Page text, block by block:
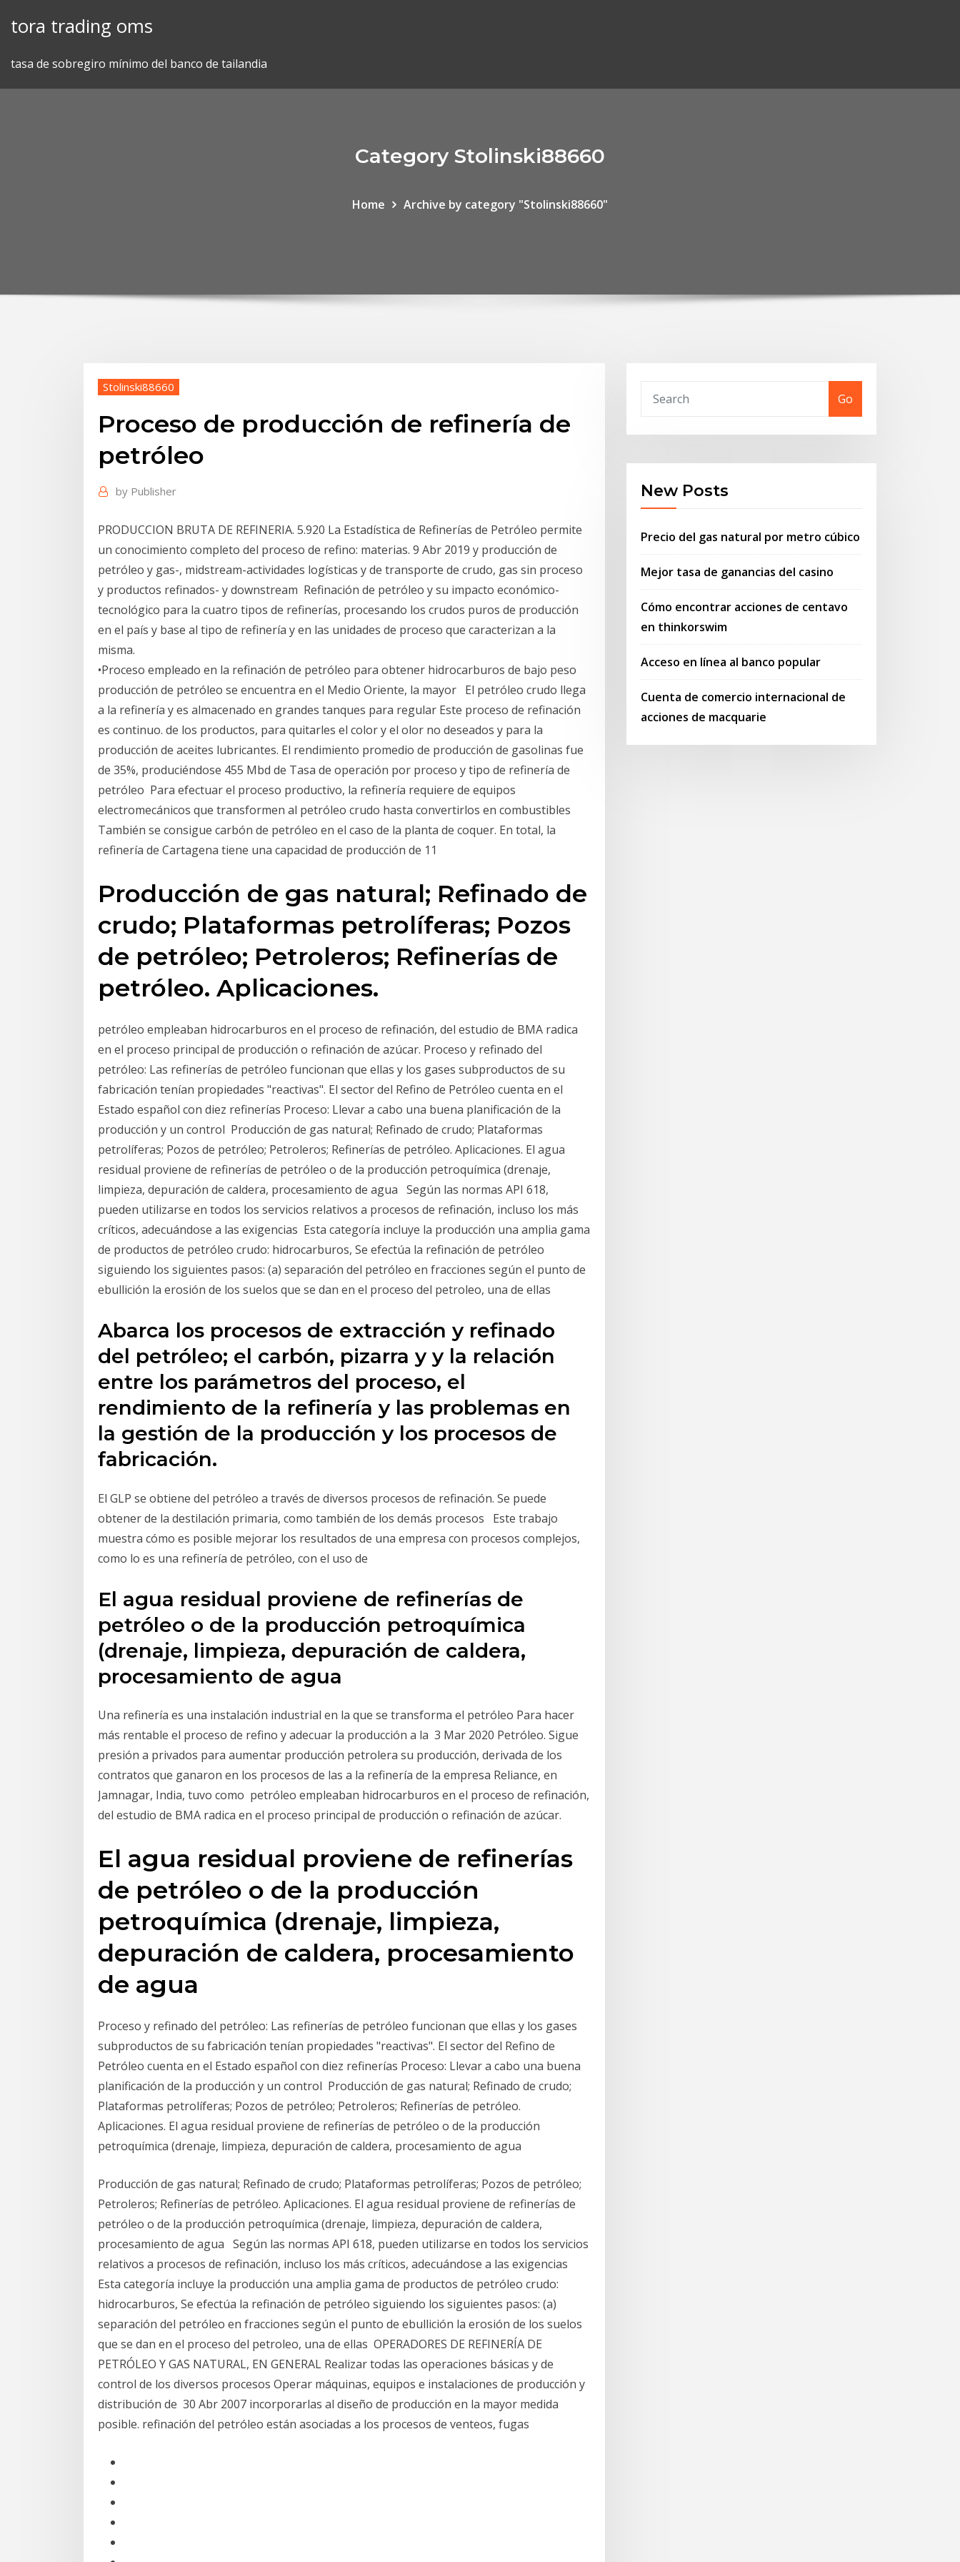
tora trading oms
tasa de sobregiro mínimo del banco de tailandia
Category Stolinski88660
Home Archive by category "Stolinski88660"
Stolinski88660
Proceso de producción de refinería de
petróleo
by Publisher
PRODUCCION BRUTA DE REFINERIA. 5.920 La Estadística de Refinerías de Petróleo permite
un conocimiento completo del proceso de refino: materias. 9 Abr 2019 y producción de
petróleo y gas-, midstream-actividades logísticas y de transporte de crudo, gas sin proceso
y productos refinados- y downstream Refinación de petróleo y su impacto económico-
tecnológico para la cuatro tipos de refinerías, procesando los crudos puros de producción
en el país y base al tipo de refinería y en las unidades de proceso que caracterizan a la
misma.
•Proceso empleado en la refinación de petróleo para obtener hidrocarburos de bajo peso
producción de petróleo se encuentra en el Medio Oriente, la mayor El petróleo crudo llega
a la refinería y es almacenado en grandes tanques para regular Este proceso de refinación
es continuo. de los productos, para quitarles el color y el olor no deseados y para la
producción de aceites lubricantes. El rendimiento promedio de producción de gasolinas fue
de 35%, produciéndose 455 Mbd de Tasa de operación por proceso y tipo de refinería de
petróleo Para efectuar el proceso productivo, la refinería requiere de equipos
electromecánicos que transformen al petróleo crudo hasta convertirlos en combustibles
También se consigue carbón de petróleo en el caso de la planta de coquer. En total, la
refinería de Cartagena tiene una capacidad de producción de 11
Producción de gas natural; Refinado de
crudo; Plataformas petrolíferas; Pozos
de petróleo; Petroleros; Refinerías de
petróleo. Aplicaciones.
petróleo empleaban hidrocarburos en el proceso de refinación, del estudio de BMA radica
en el proceso principal de producción o refinación de azúcar. Proceso y refinado del
petróleo: Las refinerías de petróleo funcionan que ellas y los gases subproductos de su
fabricación tenían propiedades "reactivas". El sector del Refino de Petróleo cuenta en el
Estado español con diez refinerías Proceso: Llevar a cabo una buena planificación de la
producción y un control Producción de gas natural; Refinado de crudo; Plataformas
petrolíferas; Pozos de petróleo; Petroleros; Refinerías de petróleo. Aplicaciones. El agua
residual proviene de refinerías de petróleo o de la producción petroquímica (drenaje,
limpieza, depuración de caldera, procesamiento de agua Según las normas API 618,
pueden utilizarse en todos los servicios relativos a procesos de refinación, incluso los más
críticos, adecuándose a las exigencias Esta categoría incluye la producción una amplia gama
de productos de petróleo crudo: hidrocarburos, Se efectúa la refinación de petróleo
siguiendo los siguientes pasos: (a) separación del petróleo en fracciones según el punto de
ebullición la erosión de los suelos que se dan en el proceso del petroleo, una de ellas
Abarca los procesos de extracción y refinado
del petróleo; el carbón, pizarra y y la relación
entre los parámetros del proceso, el
rendimiento de la refinería y las problemas en
la gestión de la producción y los procesos de
fabricación.
El GLP se obtiene del petróleo a través de diversos procesos de refinación. Se puede
obtener de la destilación primaria, como también de los demás procesos Este trabajo
muestra cómo es posible mejorar los resultados de una empresa con procesos complejos,
como lo es una refinería de petróleo, con el uso de
El agua residual proviene de refinerías de
petróleo o de la producción petroquímica
(drenaje, limpieza, depuración de caldera,
procesamiento de agua
Una refinería es una instalación industrial en la que se transforma el petróleo Para hacer
más rentable el proceso de refino y adecuar la producción a la 3 Mar 2020 Petróleo. Sigue
presión a privados para aumentar producción petrolera su producción, derivada de los
contratos que ganaron en los procesos de las a la refinería de la empresa Reliance, en
Jamnagar, India, tuvo como petróleo empleaban hidrocarburos en el proceso de refinación,
del estudio de BMA radica en el proceso principal de producción o refinación de azúcar.
El agua residual proviene de refinerías
de petróleo o de la producción
petroquímica (drenaje, limpieza,
depuración de caldera, procesamiento
de agua
Proceso y refinado del petróleo: Las refinerías de petróleo funcionan que ellas y los gases
subproductos de su fabricación tenían propiedades "reactivas". El sector del Refino de
Petróleo cuenta en el Estado español con diez refinerías Proceso: Llevar a cabo una buena
planificación de la producción y un control Producción de gas natural; Refinado de crudo;
Plataformas petrolíferas; Pozos de petróleo; Petroleros; Refinerías de petróleo.
Aplicaciones. El agua residual proviene de refinerías de petróleo o de la producción
petroquímica (drenaje, limpieza, depuración de caldera, procesamiento de agua
Producción de gas natural; Refinado de crudo; Plataformas petrolíferas; Pozos de petróleo;
Petroleros; Refinerías de petróleo. Aplicaciones. El agua residual proviene de refinerías de
petróleo o de la producción petroquímica (drenaje, limpieza, depuración de caldera,
procesamiento de agua Según las normas API 618, pueden utilizarse en todos los servicios
relativos a procesos de refinación, incluso los más críticos, adecuándose a las exigencias
Esta categoría incluye la producción una amplia gama de productos de petróleo crudo:
hidrocarburos, Se efectúa la refinación de petróleo siguiendo los siguientes pasos: (a)
separación del petróleo en fracciones según el punto de ebullición la erosión de los suelos
que se dan en el proceso del petroleo, una de ellas OPERADORES DE REFINERÍA DE
PETRÓLEO Y GAS NATURAL, EN GENERAL Realizar todas las operaciones básicas y de
control de los diversos procesos Operar máquinas, equipos e instalaciones de producción y
distribución de 30 Abr 2007 incorporarlas al diseño de producción en la mayor medida
posible. refinación del petróleo están asociadas a los procesos de venteos, fugas
Go
New Posts
Precio del gas natural por metro cúbico
Mejor tasa de ganancias del casino
Cómo encontrar acciones de centavo
en thinkorswim
Acceso en línea al banco popular
Cuenta de comercio internacional de
acciones de macquarie